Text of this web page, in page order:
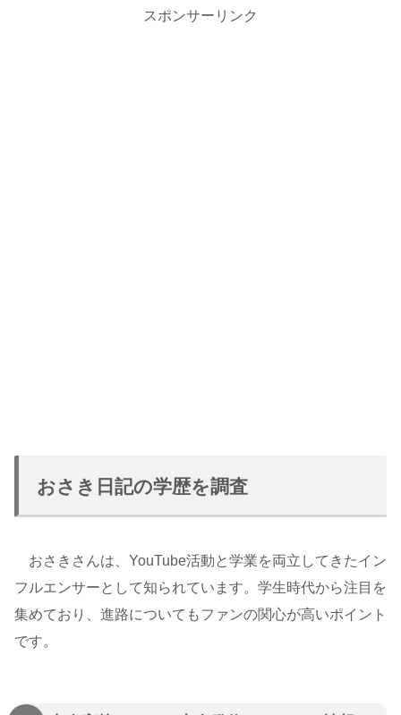
スポンサーリンク
おさき日記の学歴を調査
おさきさんは、YouTube活動と学業を両立してきたイン
フルエンサーとして知られています。学生時代から注目を
集めており、進路についてもファンの関心が高いポイント
です。